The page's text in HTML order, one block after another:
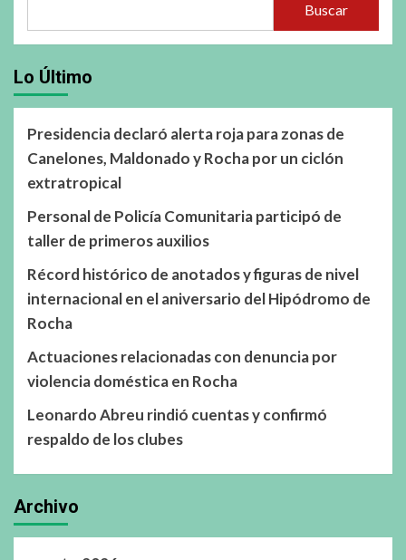
Buscar
Lo Último
Presidencia declaró alerta roja para zonas de
Canelones, Maldonado y Rocha por un ciclón
extratropical
Personal de Policía Comunitaria participó de
taller de primeros auxilios
Récord histórico de anotados y figuras de nivel
internacional en el aniversario del Hipódromo de
Rocha
Actuaciones relacionadas con denuncia por
violencia doméstica en Rocha
Leonardo Abreu rindió cuentas y confirmó
respaldo de los clubes
Archivo